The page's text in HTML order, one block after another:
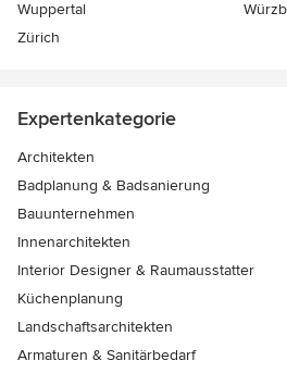
Wuppertal
Zürich
Expertenkategorie
Architekten
Badplanung & Badsanierung
Bauunternehmen
Innenarchitekten
Interior Designer & Raumausstatter
Küchenplanung
Landschaftsarchitekten
Armaturen & Sanitärbedarf